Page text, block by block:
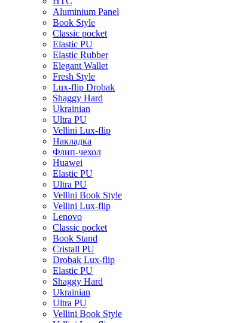
Aluminium Panel
Book Style
Classic pocket
Elastic PU
Elastic Rubber
Elegant Wallet
Fresh Style
Lux-flip Drobak
Shaggy Hard
Ukrainian
Ultra PU
Vellini Lux-flip
Накладка
Флип-чехол
Huawei
Elastic PU
Ultra PU
Vellini Book Style
Vellini Lux-flip
Lenovo
Classic pocket
Book Stand
Cristall PU
Drobak Lux-flip
Elastic PU
Shaggy Hard
Ukrainian
Ultra PU
Vellini Book Style